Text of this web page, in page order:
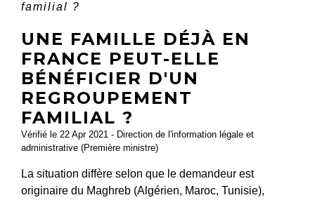
familial ?
UNE FAMILLE DÉJÀ EN
FRANCE PEUT-ELLE
BÉNÉFICIER D'UN
REGROUPEMENT
FAMILIAL ?
Vérifié le 22 Apr 2021 - Direction de l'information légale et
administrative (Première ministre)
La situation diffère selon que le demandeur est
originaire du Maghreb (Algérien, Maroc, Tunisie),